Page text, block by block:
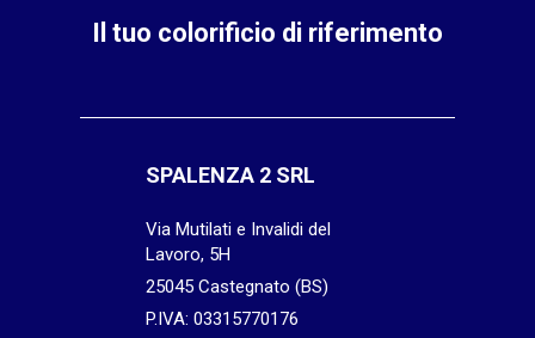
Il tuo colorificio di riferimento
SPALENZA 2 SRL
Via Mutilati e Invalidi del
Lavoro, 5H
25045 Castegnato (BS)
P.IVA: 03315770176